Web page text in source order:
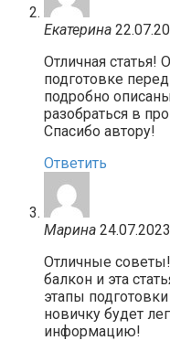
Екатерина
Отличная статья!
подготовке
подробно
разобраться в
Спасибо автору!
Ответить
Марина
Отличные
балкон и эта
этапы
новичку будет
информацию!